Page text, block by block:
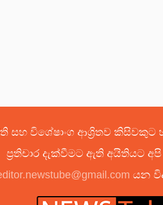
සහ විශේෂාංග ආශ්‍රිතව
ප්‍රතිචාර දැක්වීමට ඇති අයිතියට
යන